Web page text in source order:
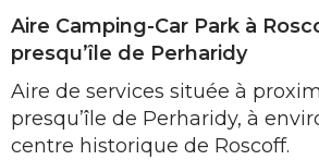
Aire Camping-Car Park à
presqu’île de Perharidy
Aire de services située à
presqu’île de Perharidy, à
centre historique de Roscoff.